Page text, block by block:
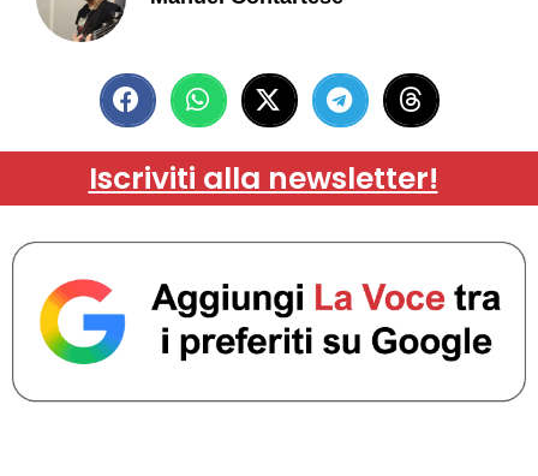
Iscriviti alla newsletter!